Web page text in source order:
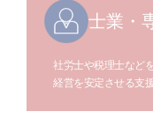
社労士や税理士など
経営を安定させる支
士業・